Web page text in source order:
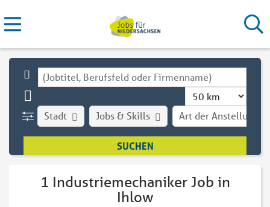
Stadt Art der Anstellung
Jobs & Skills
1 Industriemechaniker Job in
Ihlow